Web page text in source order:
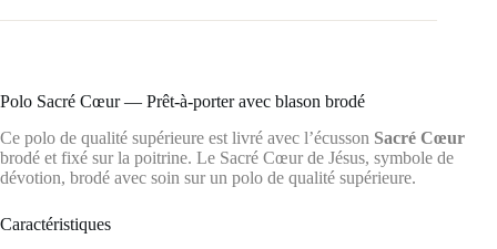
Polo Sacré Cœur — Prêt-à-porter avec blason brodé
Ce polo de qualité supérieure est livré avec l’écusson Sacré Cœur
brodé et fixé sur la poitrine. Le Sacré Cœur de Jésus, symbole de
dévotion, brodé avec soin sur un polo de qualité supérieure.
Caractéristiques